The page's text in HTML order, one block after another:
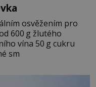
osvěžením pro
vína 50 g cukru
sm